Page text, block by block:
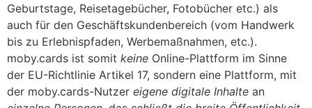
Geburtstage, Reisetagebücher, Fotobücher etc.) als
auch für den Geschäftskundenbereich (vom Handwerk
bis zu Erlebnispfaden, Werbemaßnahmen, etc.).
moby.cards ist somit keine Online-Plattform im Sinne
der EU-Richtlinie Artikel 17, sondern eine Plattform, mit
der moby.cards-Nutzer eigene digitale Inhalte an